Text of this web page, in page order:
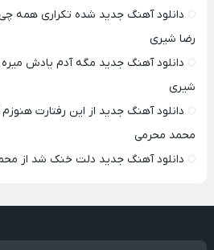
دانلود آهنگ جدید شده تکراری همه
رضا شیری
دانلود آهنگ جدید مگه آدم یادش
شیری
دانلود آهنگ جدید از این رفتارت
محمد محرمی
دانلود آهنگ جدید دلت خنک شد از